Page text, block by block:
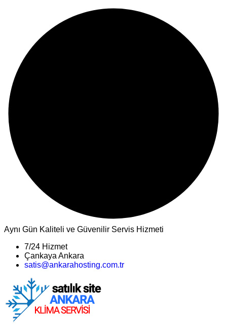
Aynı Gün Kaliteli ve Güvenilir Servis Hizmeti
7/24 Hizmet
Çankaya Ankara
satis@ankarahosting.com.tr